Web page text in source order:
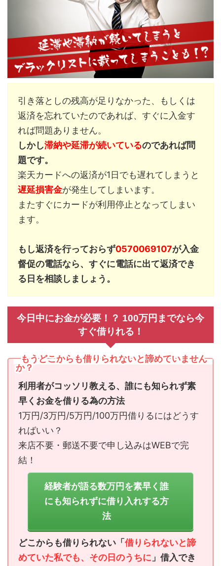
引き落としの残高が足りなかった、もしくは
返済を忘れていたのであれば、すぐに入金す
れば問題ありません。
しかし滞納や延滞が続いているのであれば問
題です。
楽天カードへの返済が1日でも遅れてしまうと
遅延損害金が発生してしまいます。
またすぐにカードが利用停止となってしまい
ます。
もし返済を行っておらず0570069107が入金
督促の電話なら、すぐに電話に出て返済でき
る日を相談しましょう。
今日中にお金が必要！？ 100万円までなら今
すぐ借りれる！
もうどこからも借りられないと諦めていません
か？
利用者がコッソリ教える、誰にも知られず素
早くお金を借りる為の方法
1万円/3万円/5万円/100万円借りるにはどうす
ればいい？
来店不要・郵送不要で申し込みはWEBで完
結！
経験者が語る数万円を素早く誰
にも知られずに借り入れする方
法
どこからも借りられない「 借りられないと諦
めていた私でも、その日のうちに 」借入でき